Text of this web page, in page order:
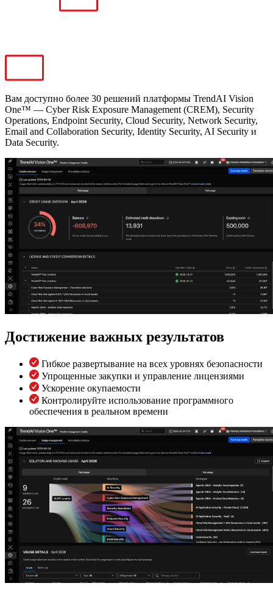
Вам доступно более 30 решений платформы TrendAI Vision
One™ — Cyber Risk Exposure Management (CREM), Security
Operations, Endpoint Security, Cloud Security, Network Security,
Email and Collaboration Security, Identity Security, AI Security и
Data Security.
Достижение важных результатов
Гибкое развертывание на всех уровнях безопасности
Упрощенные закупки и управление лицензиями
Ускорение окупаемости
Контролируйте использование программного
обеспечения в реальном времени